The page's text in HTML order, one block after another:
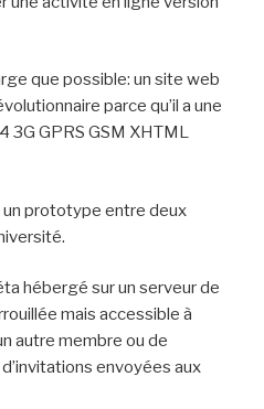
que possible: un site web
parce qu’il a une
3G GPRS GSM XHTML
un prototype entre deux
hébergé sur un serveur de
mais accessible à
autre membre ou de
envoyées aux